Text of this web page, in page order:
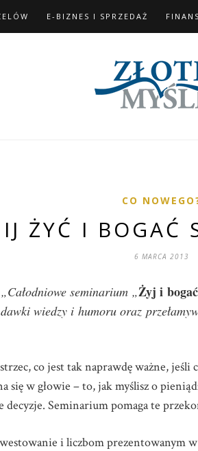
E-BIZNES I SPRZEDAŻ
CO
ŻYĆ I BOGAĆ
6 MARCA 2013
„Całodniowe seminarium „Żyj i
dawki wiedzy i humoru oraz
co jest tak naprawdę ważne,
się w głowie – to, jak myślisz o
Seminarium pomaga te
i liczbom prezentowanym